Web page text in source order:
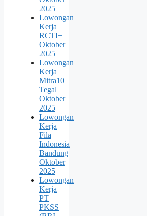
2025
Lowongan
Kerja
RCTI+
Oktober
2025
Lowongan
Kerja
Mitra10
Tegal
Oktober
2025
Lowongan
Kerja
Fila
Indonesia
Bandung
Oktober
2025
Lowongan
Kerja
PT
PKSS